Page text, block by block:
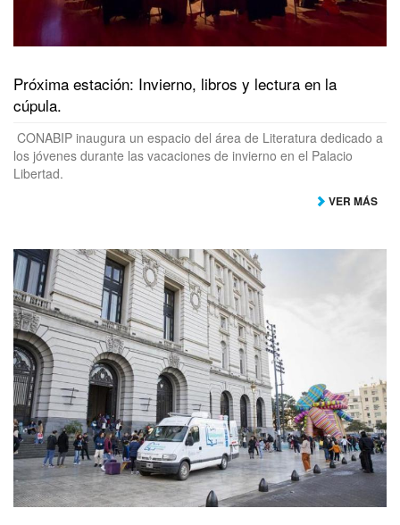
Próxima estación: Invierno, libros y lectura en la
cúpula.
CONABIP inaugura un espacio del área de Literatura dedicado a
los jóvenes durante las vacaciones de invierno en el Palacio
Libertad.
VER MÁS